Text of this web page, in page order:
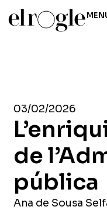
03/02/2026
de
pública
Ana de Sousa